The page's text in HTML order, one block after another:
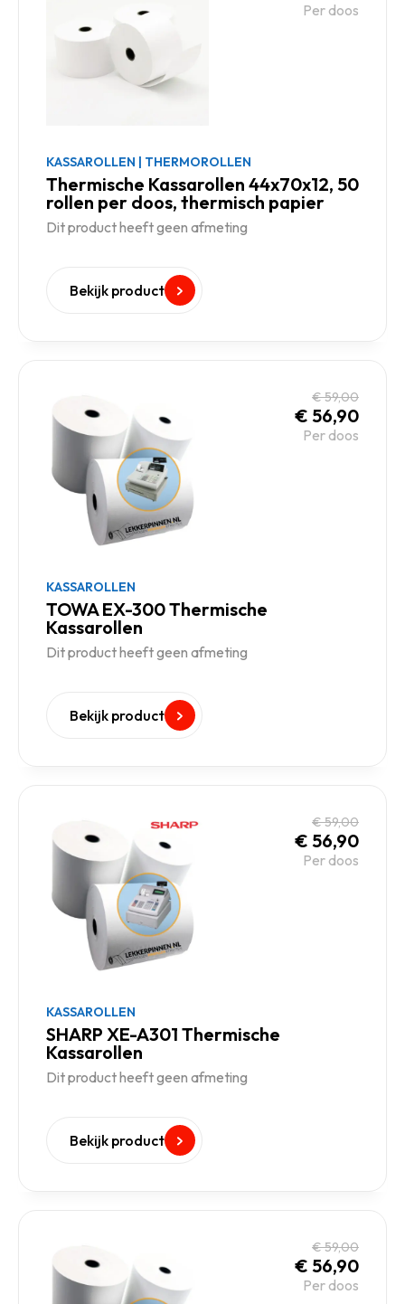
Per doos
KASSAROLLEN | THERMOROLLEN
Thermische Kassarollen 44x70x12, 50
rollen per doos, thermisch papier
Dit product heeft geen afmeting
Bekijk product
€59,00
€ 56,90
Per doos
KASSAROLLEN
TOWA EX-300 Thermische
Kassarollen
Dit product heeft geen afmeting
Bekijk product
€59,00
€ 56,90
Per doos
KASSAROLLEN
SHARP XE-A301 Thermische
Kassarollen
Dit product heeft geen afmeting
Bekijk product
€59,00
€ 56,90
Per doos